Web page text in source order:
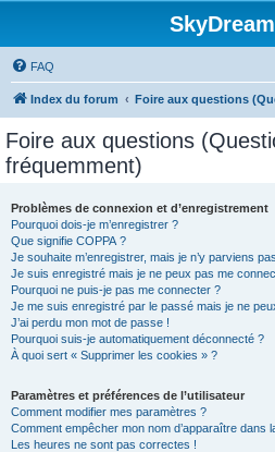
FAQ
Index du forum Foire aux questions
Foire aux questions
fréquemment)
Problèmes de connexion et d’enregistrement
Pourquoi dois-je m’enregistrer ?
Que signifie COPPA ?
Je souhaite m’enregistrer, mais je n’y parviens
Je suis enregistré mais je ne peux pas me
Pourquoi ne puis-je pas me connecter ?
Je me suis enregistré par le passé mais je ne
J’ai perdu mon mot de passe !
Pourquoi suis-je automatiquement déconnecté ?
À quoi sert « Supprimer les cookies » ?
Paramètres et préférences de l’utilisateur
Comment modifier mes paramètres ?
Comment empêcher mon nom d’apparaître dans
Les heures ne sont pas correctes !